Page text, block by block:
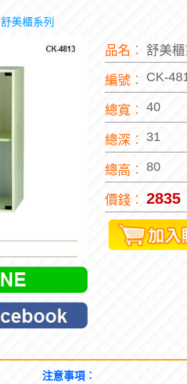
舒美櫃系列
品名︰ 舒美
編號︰ CK-
總寬︰ 40
總深︰ 31
總高︰ 80
價錢︰ 2835
注意事項︰